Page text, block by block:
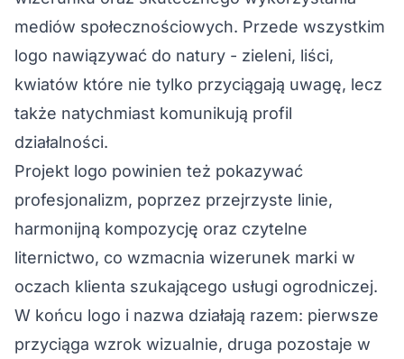
mediów społecznościowych. Przede wszystkim
logo nawiązywać do natury - zieleni, liści,
kwiatów które nie tylko przyciągają uwagę, lecz
także natychmiast komunikują profil
działalności.
Projekt logo powinien też pokazywać
profesjonalizm, poprzez przejrzyste linie,
harmonijną kompozycję oraz czytelne
liternictwo, co wzmacnia wizerunek marki w
oczach klienta szukającego usługi ogrodniczej.
W końcu logo i nazwa działają razem: pierwsze
przyciąga wzrok wizualnie, druga pozostaje w